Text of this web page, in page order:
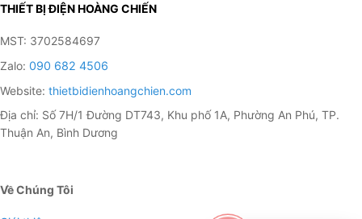
THIẾT BỊ ĐIỆN HOÀNG CHIẾN
MST: 3702584697
Zalo: 090 682 4506
Website: thietbidienhoangchien.com
Địa chỉ: Số 7H/1 Đường DT743, Khu phố 1A, Phường An Phú, TP.
Thuận An, Bình Dương
Về Chúng Tôi